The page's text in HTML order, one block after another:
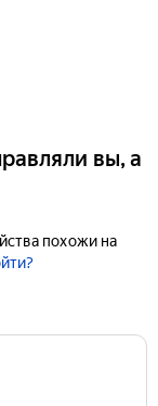
вы, а
похожи на